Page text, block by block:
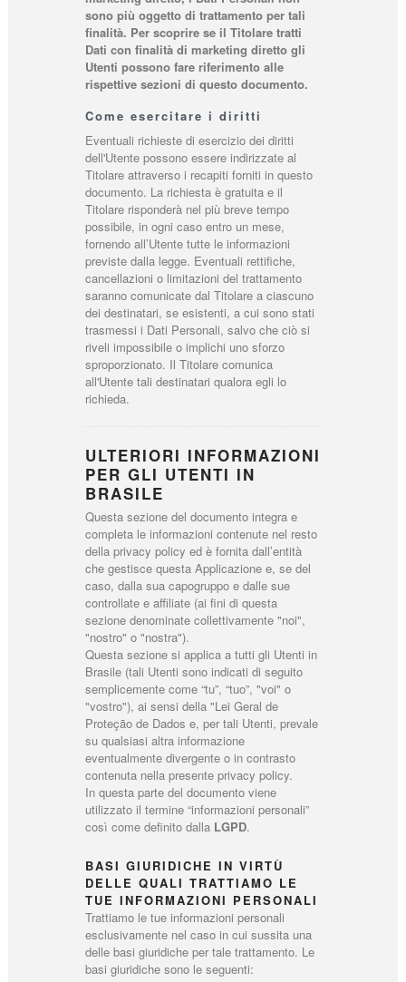
sono più oggetto di trattamento per tali
finalità. Per scoprire se il Titolare tratti
Dati con finalità di marketing diretto gli
Utenti possono fare riferimento alle
rispettive sezioni di questo documento.
Come esercitare i diritti
Eventuali richieste di esercizio dei diritti
dell'Utente possono essere indirizzate al
Titolare attraverso i recapiti forniti in questo
documento. La richiesta è gratuita e il
Titolare risponderà nel più breve tempo
possibile, in ogni caso entro un mese,
fornendo all’Utente tutte le informazioni
previste dalla legge. Eventuali rettifiche,
cancellazioni o limitazioni del trattamento
saranno comunicate dal Titolare a ciascuno
dei destinatari, se esistenti, a cui sono stati
trasmessi i Dati Personali, salvo che ciò si
riveli impossibile o implichi uno sforzo
sproporzionato. Il Titolare comunica
all'Utente tali destinatari qualora egli lo
richieda.
ULTERIORI INFORMAZIONI
PER GLI UTENTI IN
BRASILE
Questa sezione del documento integra e
completa le informazioni contenute nel resto
della privacy policy ed è fornita dall’entità
che gestisce questa Applicazione e, se del
caso, dalla sua capogruppo e dalle sue
controllate e affiliate (ai fini di questa
sezione denominate collettivamente "noi",
"nostro" o "nostra").
Questa sezione si applica a tutti gli Utenti in
Brasile (tali Utenti sono indicati di seguito
semplicemente come “tu”, “tuo”, "voi" o
"vostro"), ai sensi della "Lei Geral de
Proteção de Dados e, per tali Utenti, prevale
su qualsiasi altra informazione
eventualmente divergente o in contrasto
contenuta nella presente privacy policy.
In questa parte del documento viene
utilizzato il termine “informazioni personali”
così come definito dalla LGPD.
BASI GIURIDICHE IN VIRTÙ
DELLE QUALI TRATTIAMO LE
TUE INFORMAZIONI PERSONALI
Trattiamo le tue informazioni personali
esclusivamente nel caso in cui sussita una
delle basi giuridiche per tale trattamento. Le
basi giuridiche sono le seguenti: